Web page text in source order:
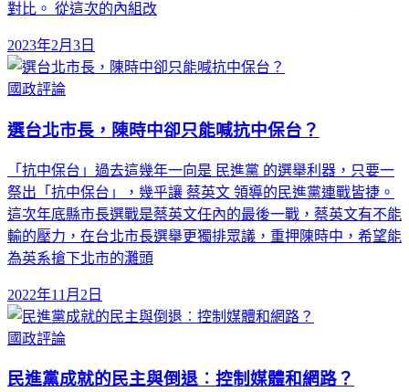
對比。 從這次的內組改
2023年2月3日
國政評論
選台北市長，陳時中卻只能喊抗中保台？
「抗中保台」過去這幾年一向是 民進黨 的選舉利器，只要一
祭出「抗中保台」，幾乎讓 蔡英文 領導的民進黨連戰皆捷。
這次年底縣市長選戰是蔡英文任內的最後一戰，蔡英文有不能
輸的壓力，在台北市長選舉更獨排眾議，重押陳時中，希望能
為英系搶下北市的灘頭
2022年11月2日
國政評論
民進黨成就的民主與倒退︰控制媒體和網路？